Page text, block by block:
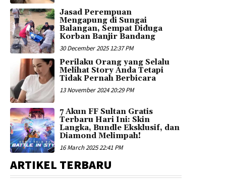
Jasad Perempuan
Mengapung di Sungai
Balangan, Sempat Diduga
Korban Banjir Bandang
30 December 2025 12:37 PM
Perilaku Orang yang Selalu
Melihat Story Anda Tetapi
Tidak Pernah Berbicara
13 November 2024 20:29 PM
7 Akun FF Sultan Gratis
Terbaru Hari Ini: Skin
Langka, Bundle Eksklusif, dan
Diamond Melimpah!
16 March 2025 22:41 PM
ARTIKEL TERBARU